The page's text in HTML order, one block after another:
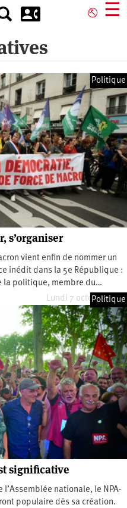
⎋ ☰
Politique
s’organiser
vient enfin de nommer un
inédit dans la 5e République :
la politique, membre du…
Lundi 7 octobre 2024
Politique
significative
nationale, le NPA-
populaire dès sa création.